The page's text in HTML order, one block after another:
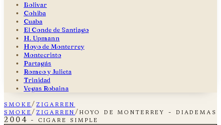
Bolivar
Cohiba
Cuaba
El Conde de Santiago
H. Upmann
Hoyo de Monterrey
Montecristo
Partagás
Romeo y Julieta
Trinidad
Vegas Robaina
smoke/ zigarren
smoke/ zigarren/hoyo de monterrey - diademas
2004 - cigare simple